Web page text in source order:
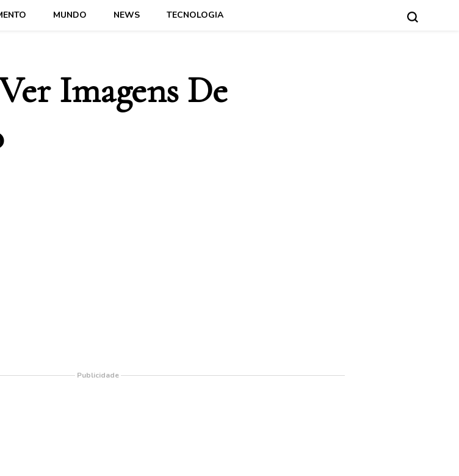
MUNDO NEWS TECNOLOGIA
Imagens De
Publicidade